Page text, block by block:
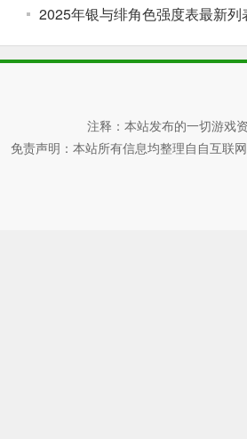
2025年银与绯角色强度表最新列
注释：本站发布的一切游戏
免责声明：本站所有信息均整理自自互联